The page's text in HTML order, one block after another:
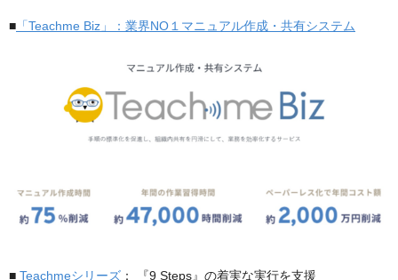
■ 「Teachme Biz」：業界NO１マニュアル作成・共有システム
■ Teachmeシリーズ ： 『9 Steps』の着実な実行を支援